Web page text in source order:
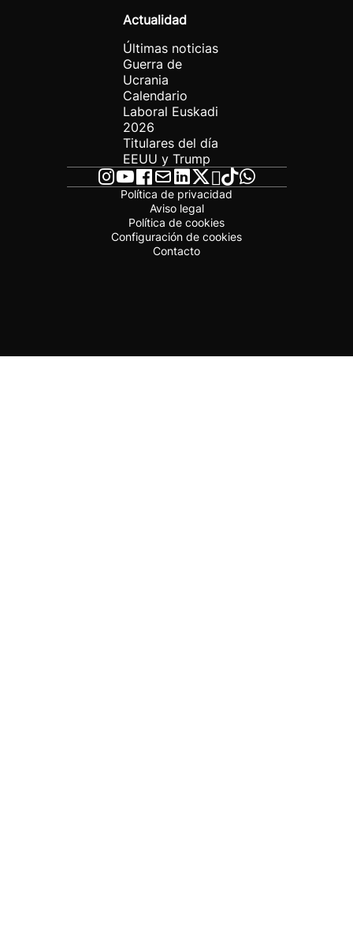
Actualidad
Últimas noticias
Guerra de
Ucrania
Calendario
Laboral Euskadi
2026
Titulares del día
EEUU y Trump
Política de privacidad
Aviso legal
Política de cookies
Configuración de cookies
Contacto